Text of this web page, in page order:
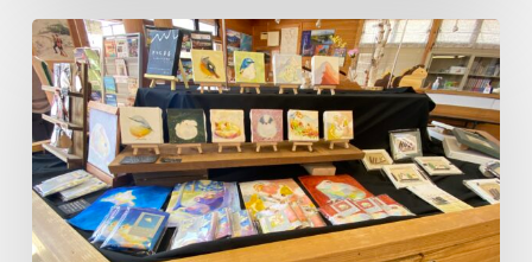
美
し
森
で
の
販
売